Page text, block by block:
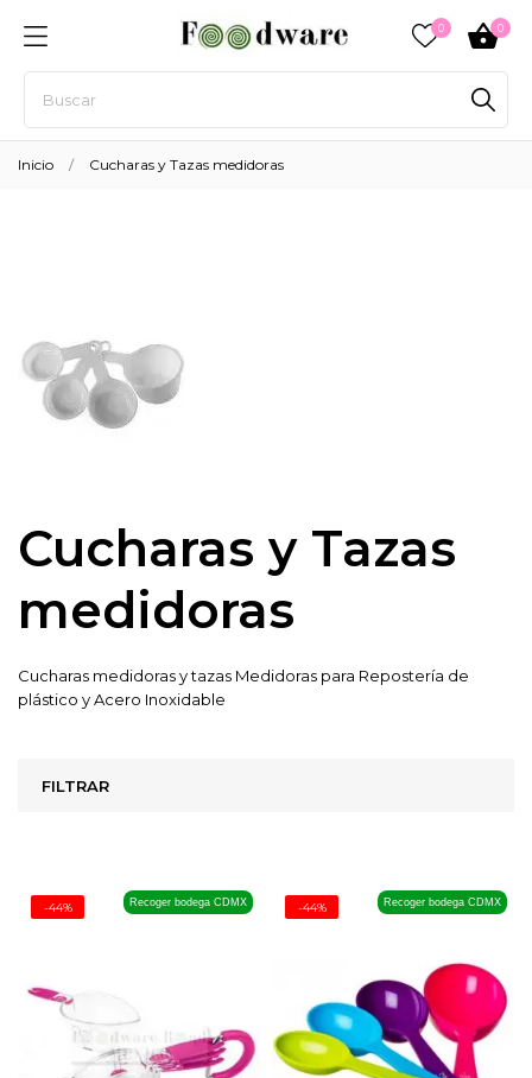
0
0
Inicio Cucharas y Tazas medidoras
Cucharas y Tazas
medidoras
Cucharas medidoras y tazas Medidoras para Repostería de
plástico y Acero Inoxidable
FILTRAR
Recoger bodega CDMX
-44% Recoger bodega CDMX
-44%